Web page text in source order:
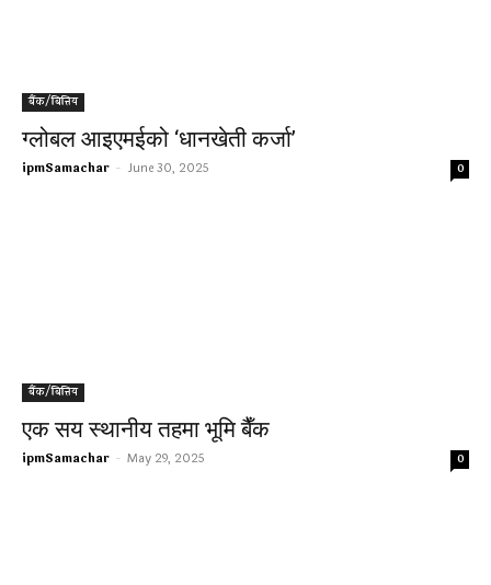
बैंक/बित्तिय
ग्लोबल आइएमईको ‘धानखेती कर्जा’
ipmSamachar - June 30, 2025 0
बैंक/बित्तिय
एक सय स्थानीय तहमा भूमि बैँक
ipmSamachar - May 29, 2025 0